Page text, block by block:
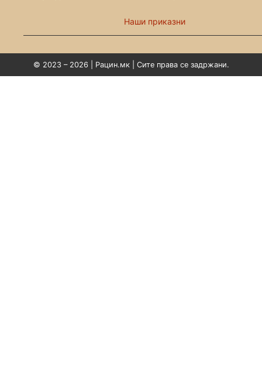
Наши приказни
© 2023 – 2026 | Рацин.мк | Сите права се задржани.